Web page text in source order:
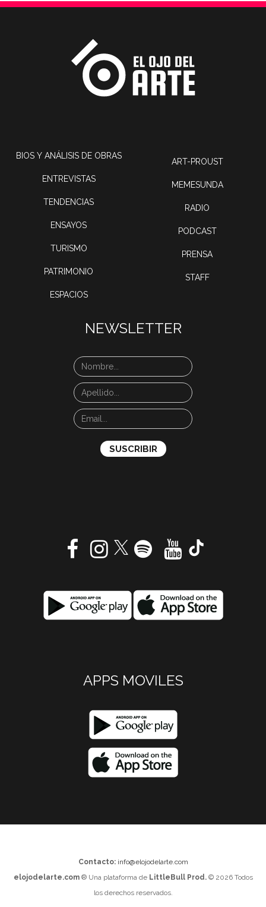
BIOS Y ANÁLISIS DE OBRAS
ENTREVISTAS
TENDENCIAS
ENSAYOS
TURISMO
PATRIMONIO
ESPACIOS
ART-PROUST
MEMESUNDA
RADIO
PODCAST
PRENSA
STAFF
NEWSLETTER
APPS MOVILES
Contacto: info@elojodelarte.com
elojodelarte.com® Una plataforma de LittleBull Prod.© 2026 Todos
los derechos reservados.